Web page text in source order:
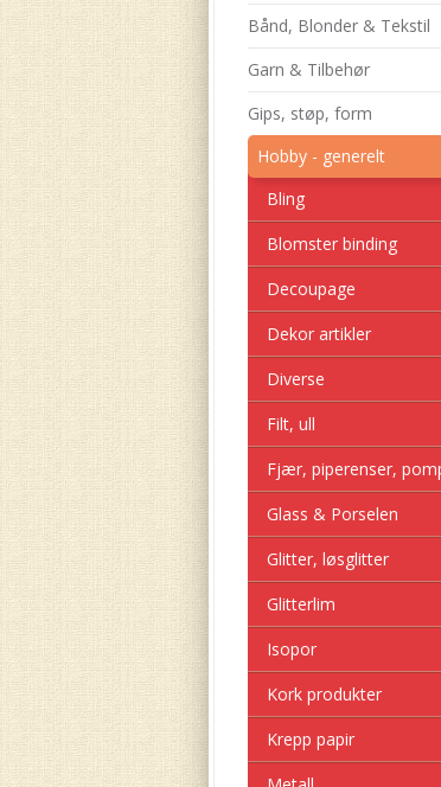
Bånd, Blonder & Tekstil
Garn & Tilbehør
Gips, støp, form
Hobby - generelt
Bling
Blomster binding
Decoupage
Dekor artikler
Diverse
Filt, ull
Fjær, piperenser,
Glass & Porselen
Glitter, løsglitter
Glitterlim
Isopor
Kork produkter
Krepp papir